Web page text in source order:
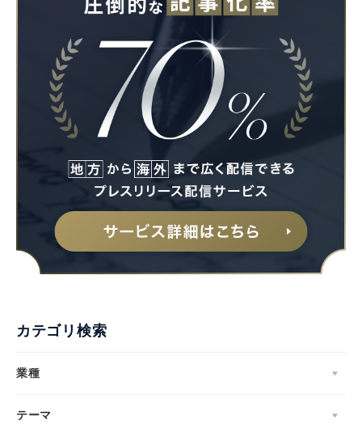
カテゴリ検索
業種
テーマ
Japanese